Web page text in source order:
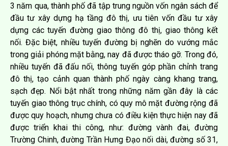
3 năm qua, thành phố đã tập trung nguồn vốn ngân sách để
đầu tư xây dựng hạ tầng đô thị, ưu tiên vốn đầu tư xây
dựng các tuyến đường giao thông đô thị, giao thông kết
nối. Đặc biệt, nhiều tuyến đường bị nghẽn do vướng mắc
trong giải phóng mặt bằng, nay đã được tháo gỡ. Trong đó,
nhiều tuyến đã đấu nối, thông tuyến góp phần chỉnh trang
đô thị, tạo cảnh quan thành phố ngày càng khang trang,
sạch đẹp. Nổi bật nhất trong những năm gần đây là các
tuyến giao thông trục chính, có quy mô mặt đường rộng đã
được quy hoạch, nhưng chưa có điều kiện thực hiện nay đã
được triển khai thi công, như: đường vành đai, đường
Trường Chinh, đường Trần Hưng Đạo nối dài, đường số 31,